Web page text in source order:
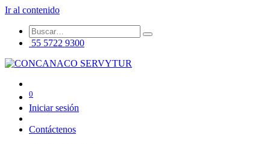
Ir al contenido
55 5722 9300
0
Iniciar sesión
Contáctenos